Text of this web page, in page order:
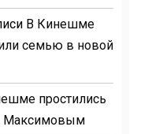
В Кинешме
семью в новой
простились
Максимовым